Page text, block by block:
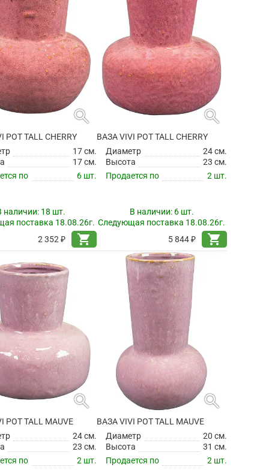
search
POT TALL CHERRY
17 см.
17 см.
по
6 шт.
наличии: 18 шт.
поставка 18.08.26г.
2 352 ₽
shopping_cart
search
ВАЗА VIVI POT TALL CHERRY
Диаметр
24 см.
Высота
23 см.
Продается по
2 шт.
В наличии: 6 шт.
Следующая поставка 18.08.26г.
5 844 ₽
shopping_cart
search
POT TALL MAUVE
24 см.
23 см.
по
2 шт.
search
ВАЗА VIVI POT TALL MAUVE
Диаметр
20 см.
Высота
31 см.
Продается по
2 шт.